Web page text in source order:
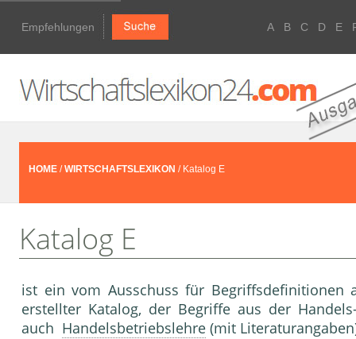
Empfehlungen A B C D E
HOME /WIRTSCHAFTSLEXIKON / Katalog E
Katalog E
ist ein vom Ausschuss für
erstellter Kata­log, der Begriffe aus der
auch Handelsbetriebslehre (mit